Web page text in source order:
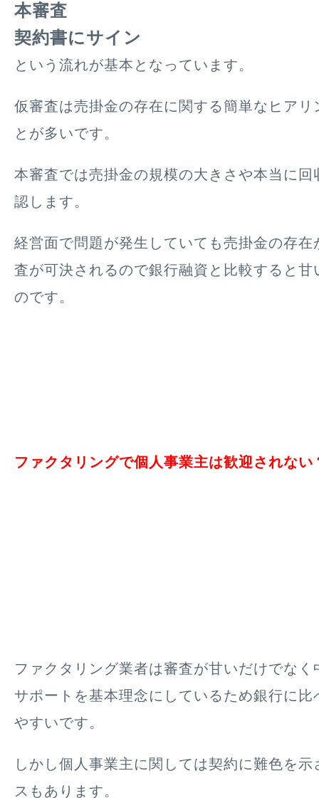
本審査
契約書にサイン
という流れが基本となっています。
仮審査は売掛金の存在に関する簡単なヒアリ
とが多いです。
本審査では売掛金の規模の大きさや本当に回
認します。
経営面で問題が発生していても売掛金の存在
査が可決されるので銀行融資と比較すると甘
のです。
ファクタリングで個人事業主は歓迎されない
ファクタリング業者は審査が甘いだけでな
サポートを基本理念にしているため銀行に比
やすいです。
しかし個人事業主に関しては契約に難色を
スもあります。